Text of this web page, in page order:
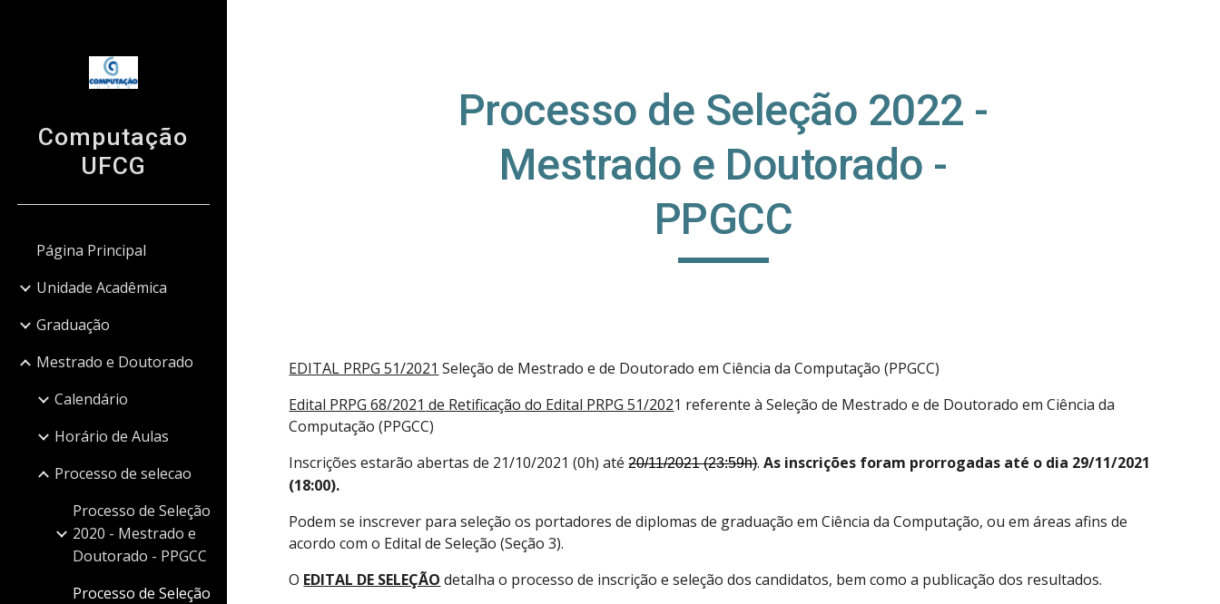
Computação
UFCG
Página Principal
Unidade Acadêmica
Graduação
Mestrado e Doutorado
Calendário
Horário de Aulas
Processo de selecao
Processo de Seleção
2020 - Mestrado e
Doutorado - PPGCC
Processo de Seleção
Processo de Seleção 2022 -
Mestrado e Doutorado -
PPGCC
EDITAL PRPG 51/2021 Seleção de Mestrado e de Doutorado em Ciência da Computação (PPGCC)
Edital PRPG68/2021 de Retificação do Edital PRPG51/2021 referente à Seleção de Mestrado e de Doutorado em Ciência da
Computação (PPGCC)
Inscrições estarão abertas de 21/10/2021 (0h) até20/11/2021 (23:59h).As inscrições foram prorrogadas até o dia 29/11/2021
(18:00).
Podem se inscrever para seleção os portadores de diplomas de graduação em Ciência da Computação, ou em áreas afins de
acordo com o Edital de Seleção (Seção 3).
O EDITAL DE SELEÇÃO detalha o processo de inscrição e seleção dos candidatos, bem como a publicação dos resultados.